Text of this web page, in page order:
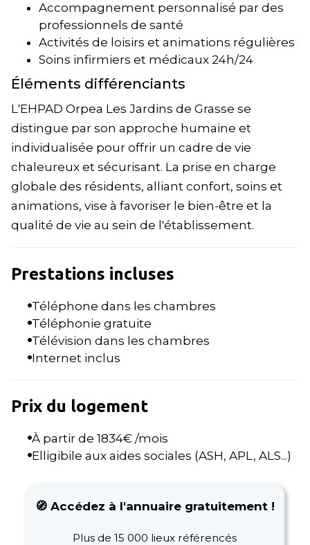
Accompagnement personnalisé par des
professionnels de santé
Activités de loisirs et animations régulières
Soins infirmiers et médicaux 24h/24
Éléments différenciants
L'EHPAD Orpea Les Jardins de Grasse se
distingue par son approche humaine et
individualisée pour offrir un cadre de vie
chaleureux et sécurisant. La prise en charge
globale des résidents, alliant confort, soins et
animations, vise à favoriser le bien-être et la
qualité de vie au sein de l'établissement.
Prestations incluses
Téléphone dans les chambres
Téléphonie gratuite
Télévision dans les chambres
Internet inclus
Prix du logement
À partir de 1834€ /mois
Elligibile aux aides sociales (ASH, APL, ALS...)
🧭 Accédez à l'annuaire gratuitement !
Plus de 15 000 lieux référencés